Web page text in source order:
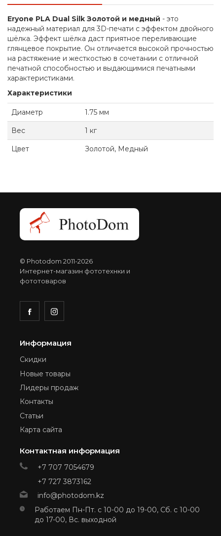
Eryone PLA Dual Silk Золотой и медный - это
надежный материал для 3D-печати с эффектом двойного
шёлка. Эффект шёлка даст приятное переливающие
глянцевое покрытие. Он отличается высокой прочностью
на растяжение и жесткостью в сочетании с отличной
печатной способностью и выдающимися печатными
характеристиками.
Характеристики
Диаметр 1.75 мм
Вес 1 кг
Цвет Золотой, Медный
© Photodom 2011-2026
Интернет-магазин фототехнки и
фототоваров
Информация
Скидки
Новые товары
Лидеры продаж
Контакты
Статьи
Карта сайта
Контактная информация
+7 707 7054679
+7 727 3873162
info@photodom.kz
Работаем Пн-Пт. с 10-00 до 19-00, Сб. с 10-00
до 17-00, Вс. выходной